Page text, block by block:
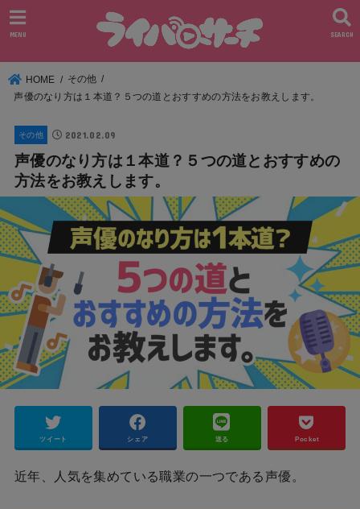
SEARCH
MENU
HOME
その他
声優のなり方は１本道？５つの道とおすすめの方法をお教えします。
その他 2021.02.09
声優のなり方は１本道？５つの道とおすすめの
方法をお教えします。
ツイート シェア 送る Pocket
近年、人気を集めている職業の一つである声優。